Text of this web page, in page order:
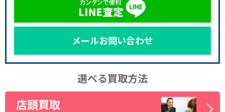
メールお問い合わせ
選べる買取方法
店頭買取